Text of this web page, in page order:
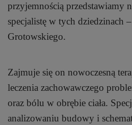
przyjemnością przedstawiamy
specjalistę w tych dziedzinach
Grotowskiego.
Zajmuje się on nowoczesną
leczenia zachowawczego
oraz bólu w obrębie ciała.
analizowaniu budowy i